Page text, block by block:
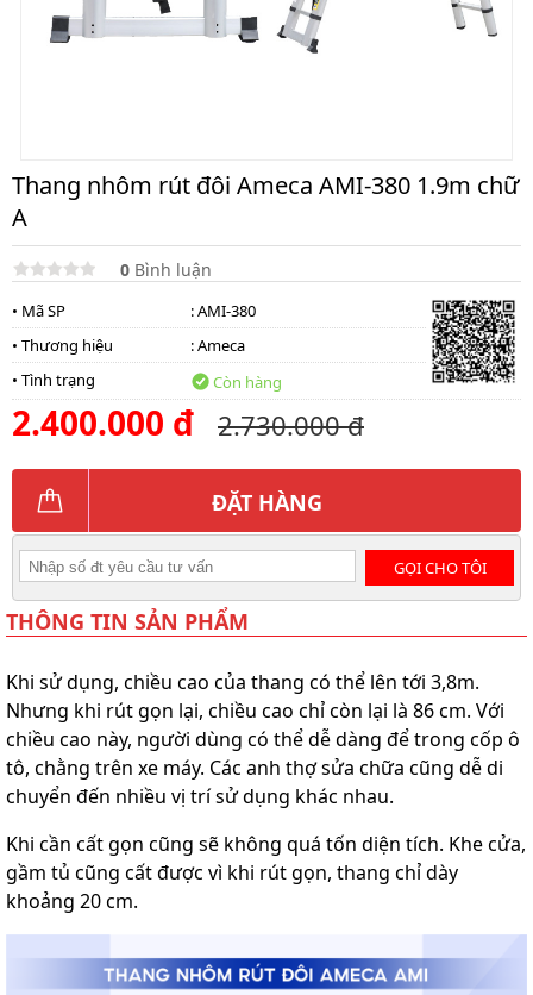
Thang
nhôm
Thang
trượt
Thương
hiệu
Tin
Thang nhôm rút đôi Ameca AMI-380 1.9m chữ
A
0 Bình luận
• Mã SP
: AMI-380
• Thương hiệu
:Ameca
• Tình trạng
Còn hàng
2.400.000 đ 2.730.000 đ
ĐẶT HÀNG
GỌI CHO TÔI
THÔNG TIN SẢN PHẨM
Khi sử dụng, chiều cao của thang có thể lên tới 3,8m.
Nhưng khi rút gọn lại, chiều cao chỉ còn lại là 86 cm. Với
chiều cao này, người dùng có thể dễ dàng để trong cốp ô
tô, chằng trên xe máy. Các anh thợ sửa chữa cũng dễ di
chuyển đến nhiều vị trí sử dụng khác nhau.
Khi cần cất gọn cũng sẽ không quá tốn diện tích. Khe cửa,
gầm tủ cũng cất được vì khi rút gọn, thang chỉ dày
khoảng 20 cm.